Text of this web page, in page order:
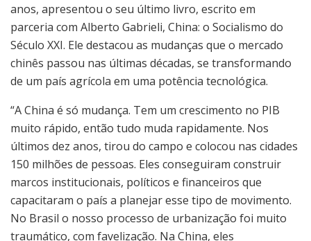
anos, apresentou o seu último livro, escrito em
parceria com Alberto Gabrieli, China: o Socialismo do
Século XXI. Ele destacou as mudanças que o mercado
chinês passou nas últimas décadas, se transformando
de um país agrícola em uma potência tecnológica.
“A China é só mudança. Tem um crescimento no PIB
muito rápido, então tudo muda rapidamente. Nos
últimos dez anos, tirou do campo e colocou nas cidades
150 milhões de pessoas. Eles conseguiram construir
marcos institucionais, políticos e financeiros que
capacitaram o país a planejar esse tipo de movimento.
No Brasil o nosso processo de urbanização foi muito
traumático, com favelização. Na China, eles